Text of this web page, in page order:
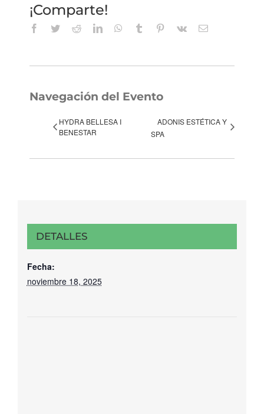
¡Comparte!
Facebook
TwitterRedditLinkedInWhatsApp
Tumblr Pinterest
Vk
Correo
Navegación del Evento
HYDRA BELLESA I
BENESTAR
ADONIS ESTÉTICA Y
SPA
DETALLES
Fecha:
noviembre 18, 2025